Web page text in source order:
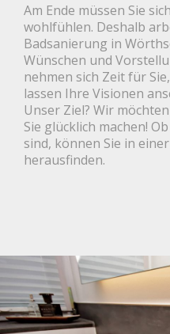
Am Ende müssen Sie
wohlfühlen. Deshalb
Badsanierung in
Wünschen und
nehmen sich Zeit für
lassen Ihre Visionen
Unser Ziel? Wir
Sie glücklich machen!
sind, können Sie in
herausfinden.